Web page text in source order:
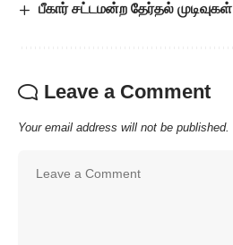
பீகார் சட்டமன்ற தேர்தல் முடிவுகள்
Leave a Comment
Your email address will not be published.